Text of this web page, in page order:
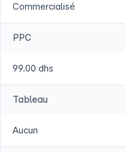
Commercialisé
PPC
99.00 dhs
Tableau
Aucun